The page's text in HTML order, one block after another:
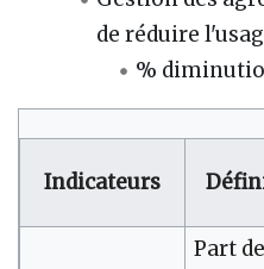
de réduire
%
Indicateurs
Part